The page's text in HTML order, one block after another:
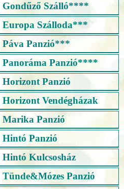
Gondűző Szálló****
Europa Szálloda***
Páva Panzió***
Panoráma Panzió****
Horizont Panzió
Horizont Vendégházak
Marika Panzió
Hintó Panzió
Hintó Kulcsosház
Tünde&Mózes Panzió